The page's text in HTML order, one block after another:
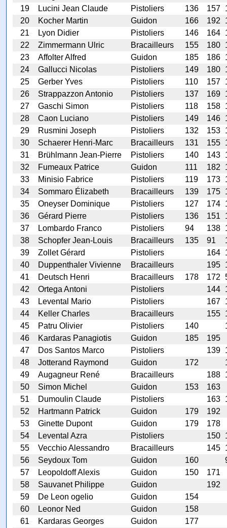
19
Lucini Jean Claude Pistoliers 136 157
20
Kocher Martin Guidon 166 192
21
Lyon Didier Pistoliers 146 164
22
Zimmermann Ulric Bracailleurs 155 180
23
Affolter Alfred Guidon 185 186
24
Gallucci Nicolas Pistoliers 149 180
25
Gerber Yves Pistoliers 110 157
26
Strappazzon Antonio Pistoliers 137 169
27
Gaschi Simon Pistoliers 118 158
28
Caon Luciano Pistoliers 149 146
29
Rusmini Joseph Pistoliers 132 153
30
Schaerer Henri-Marc Bracailleurs 131 155
31
Brühlmann Jean-Pierre Pistoliers 140 143
32
Fumeaux Patrice Guidon 111 182
33
Minisio Fabrice Pistoliers 119 173
34
Sommaro Élizabeth Bracailleurs 139 175
35
Oneyser Dominique Pistoliers 127 174
36
Gérard Pierre Pistoliers 136 151
37
Lombardo Franco Pistoliers 94 138
38
Schopfer Jean-Louis Bracailleurs 135 91
39
Zollet Gérard Pistoliers 164
40
Duppenthaler Vivienne Bracailleurs 195
41
Deutsch Henri Bracailleurs 178 172
42
Ortega Antoni Pistoliers 144
43
Levental Mario Pistoliers 167
44
Keller Charles Bracailleurs 155
45
Patru Olivier Pistoliers 140
46
Kardaras Panagiotis Guidon 185
195
47
Dos Santos Marco Pistoliers 139
48
Jotterand Raymond Guidon 172
49
Augagneur René Bracailleurs 188
50
Simon Michel Guidon 153
163
51
Dumoulin Claude Pistoliers 163
52
Hartmann Patrick Guidon 179
192
53
Ginette Dupont Guidon 179
178
54
Levental Azra Pistoliers 150
55
Vecchio Alessandro Bracailleurs 145
56
Seydoux Tom Guidon 160
57
Leopoldoff Alexis Guidon 150
171
58
Sauvanet Philippe Guidon
192
59
De Leon ogelio Guidon
154
60
Leonor Ned Guidon
158
61
Kardaras Georges Guidon
177